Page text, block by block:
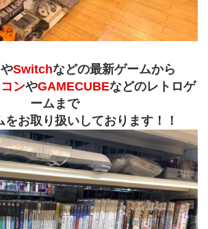
やSwitchなどの最新ゲームから
ンやGAMECUBEなどのレトロゲ
ームまで
をお取り扱いしております！！